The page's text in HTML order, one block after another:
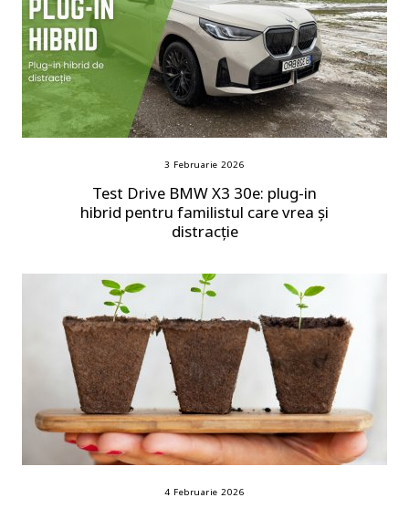
3 Februarie 2026
Test Drive BMW X3 30e: plug-in
hibrid pentru familistul care vrea și
distracție
4 Februarie 2026